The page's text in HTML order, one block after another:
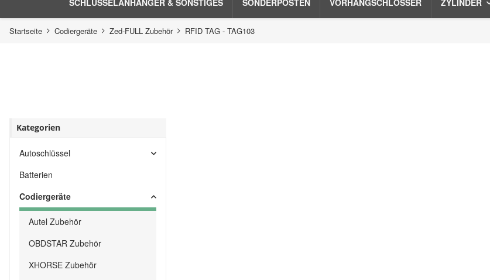
SCHLÜSSELANHÄNGER & SONSTIGES SONDERPOSTEN VORHANGSCHLÖSSER ZYLINDER
Startseite Codiergeräte Zed-FULL Zubehör RFID TAG - TAG103
Kategorien
Autoschlüssel
Batterien
Codiergeräte
Autel Zubehör
OBDSTAR Zubehör
XHORSE Zubehör